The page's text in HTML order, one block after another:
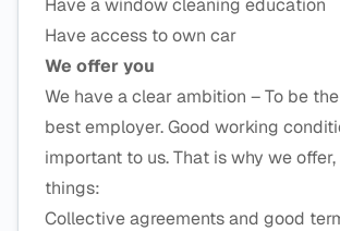
Have a window cleaning education
Have access to own car
We offer you
We have a clear ambition – To be
best employer. Good working
important to us. That is why we
things:
Collective agreements and good